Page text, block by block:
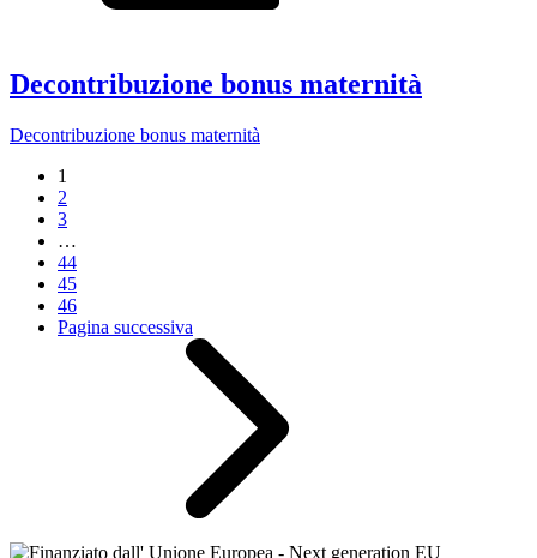
Decontribuzione bonus maternità
Decontribuzione bonus maternità
1
2
3
…
44
45
46
Pagina successiva